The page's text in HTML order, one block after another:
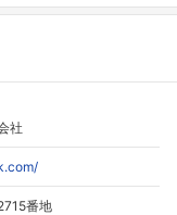
社
番地